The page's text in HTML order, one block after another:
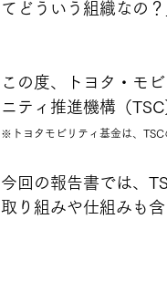
てどういう組織なの
この度、トヨタ・モ
ニティ推進機構（
※トヨタモビリティ基金は、TSC
今回の報告書では、
取り組みや仕組みも